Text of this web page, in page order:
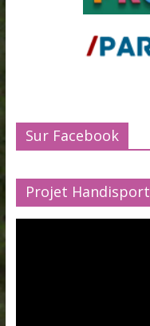
Sur Facebook
Projet Handisport